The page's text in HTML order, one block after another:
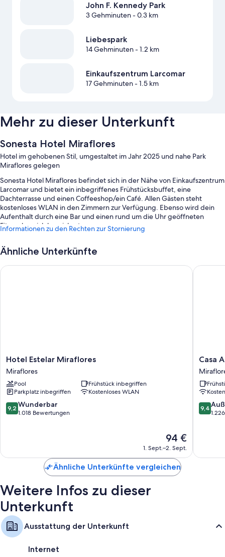
John F. Kennedy Park
3 Gehminuten- 0.3 km
Liebespark
14 Gehminuten- 1.2 km
Einkaufszentrum Larcomar
17 Gehminuten- 1.5 km
Mehr zu dieser Unterkunft
Sonesta Hotel Miraflores
Hotel im gehobenen Stil, umgestaltet im Jahr 2025 und nahe Park
Miraflores gelegen
Sonesta Hotel Miraflores befindet sich in der Nähe von Einkaufszentrum
Larcomar und bietet ein inbegriffenes Frühstücksbuffet, eine
Dachterrasse und einen Coffeeshop/ein Café. Allen Gästen steht
kostenloses WLAN in den Zimmern zur Verfügung. Ebenso wird dein
Aufenthalt durch eine Bar und einen rund um die Uhr geöffneten
Fitnessbereich bereichert.
Ein Fahrstuhl, Tagungsräume und eine rund um die Uhr besetzte
Rezeption
Andere Ausstattungsmerkmale und Services sind zum Beispiel:
Badewannen, Haartrockner und Shampoo
50-Zoll-LED-Fernseher mit Premium-TV-Sendern
Kleiderschränke, Babybetten (kostenlos) und Wasserkocher mit
Kaffee-/Teezubehör
Informationen zu den Rechten zur Stornierung
Ähnliche Unterkünfte
Hotel
Estelar
Miraflores
Miraflores
Hotel Estelar Miraflores
Miraflores
Pool
Frühstück inbegriffen
Parkplatz inbegriffen
Kostenloses WLAN
9.2
von
9,2 Wunderbar
1.018 Bewertungen
Der
Preis
beträgt
94 €
94 €
1. Sept.–2. Sept.
Hotel Estelar Miraflores
Casa
Andina
Casa
9.4
von
9,4
Casa
Ähnliche Unterkünfte vergleichen
Weitere Infos zu dieser
Unterkunft
Ausstattung der Unterkunft
Internet